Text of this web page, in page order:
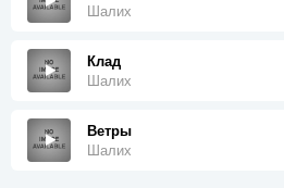
Шалих
Клад
Шалих
Ветры
Шалих